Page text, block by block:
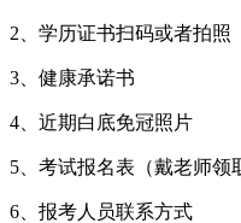
2、学历证书扫码或者拍照
3、健康承诺书
4、近期白底免冠照片
5、考试报名表（戴老师领
6、报考人员联系方式